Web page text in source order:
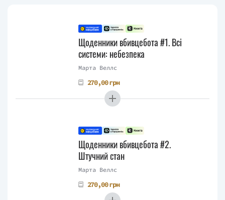
Щоденники вбивцебота #1. Всі
системи: небезпека
Марта Веллс
270,00 грн
Щоденники вбивцебота #2.
Штучний стан
Марта Веллс
270,00 грн